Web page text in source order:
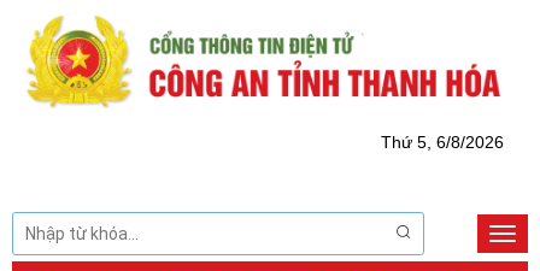
Thứ 5, 6/8/2026